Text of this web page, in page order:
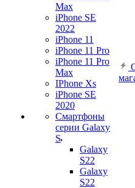
Max
iPhone SE
2022
iPhone 11
iPhone 11 Pro
iPhone 11 Pro
Max
IPhone Xs
iPhone SE
2020
Смартфоны
серии Galaxy
S
Galaxy
S22
Galaxy
S22